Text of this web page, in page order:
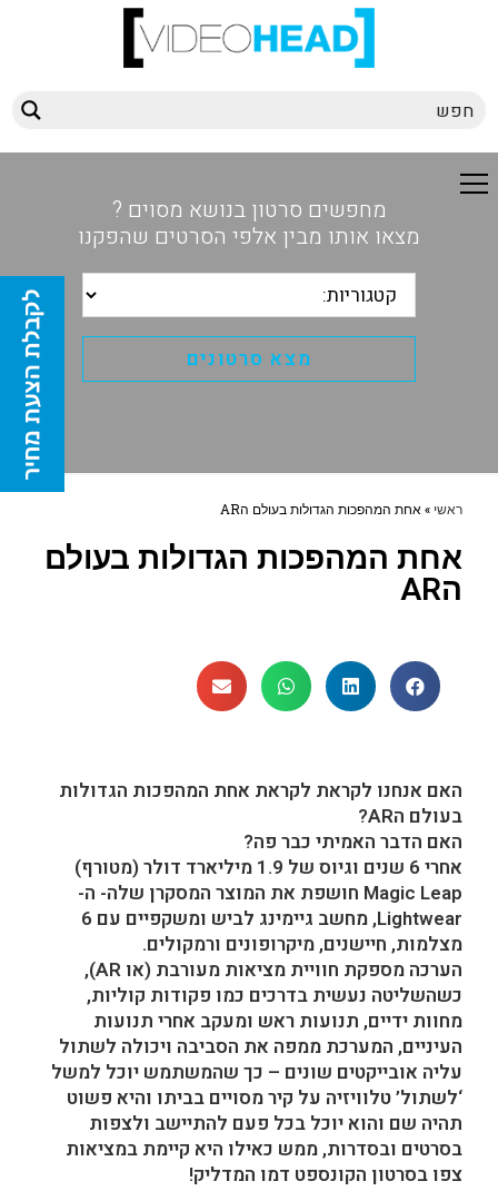
מחפשים סרטון בנושא מסוים ?
מצאו אותו מבין אלפי הסרטים שהפקנו
ראשי »אחת המהפכות הגדולות בעולם הAR
אחת המהפכות הגדולות בעולם
הAR
האם אנחנו לקראת לקראת אחת המהפכות הגדולות
בעולם הAR?
האם הדבר האמיתי כבר פה?
אחרי 6 שנים וגיוס של 1.9 מיליארד דולר (מטורף)
Magic Leap חושפת את המוצר המסקרן שלה- ה-
Lightwear, מחשב גיימינג לביש ומשקפיים עם 6
מצלמות, חיישנים, מיקרופונים ורמקולים.
הערכה מספקת חוויית מציאות מעורבת (או AR),
כשהשליטה נעשית בדרכים כמו פקודות קוליות,
מחוות ידיים, תנועות ראש ומעקב אחרי תנועות
העיניים, המערכת ממפה את הסביבה ויכולה לשתול
עליה אובייקטים שונים – כך שהמשתמש יוכל למשל
‘לשתול’ טלוויזיה על קיר מסויים בביתו והיא פשוט
תהיה שם והוא יוכל בכל פעם להתיישב ולצפות
בסרטים ובסדרות, ממש כאילו היא קיימת במציאות
צפו בסרטון הקונספט דמו המדליק!